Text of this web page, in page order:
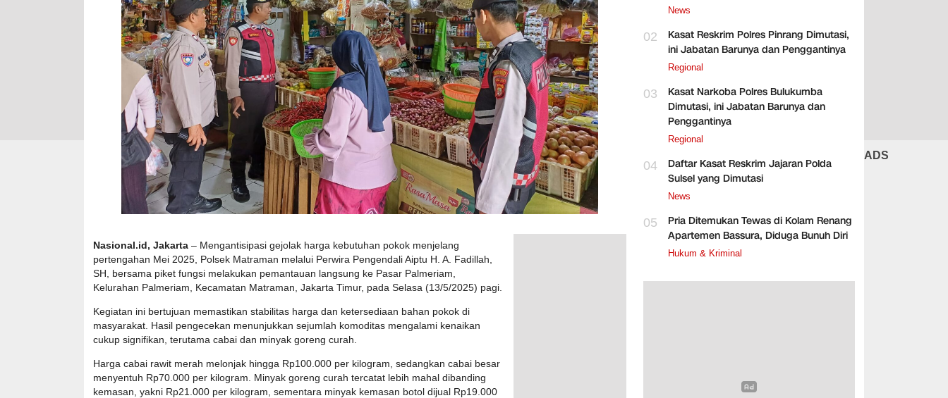
Nasional.id, Jakarta – Mengantisipasi gejolak harga kebutuhan pokok menjelang
pertengahan Mei 2025, Polsek Matraman melalui Perwira Pengendali Aiptu H. A. Fadillah,
SH, bersama piket fungsi melakukan pemantauan langsung ke Pasar Palmeriam,
Kelurahan Palmeriam, Kecamatan Matraman, Jakarta Timur, pada Selasa (13/5/2025) pagi.
Kegiatan ini bertujuan memastikan stabilitas harga dan ketersediaan bahan pokok di
masyarakat. Hasil pengecekan menunjukkan sejumlah komoditas mengalami kenaikan
cukup signifikan, terutama cabai dan minyak goreng curah.
Harga cabai rawit merah melonjak hingga Rp100.000 per kilogram, sedangkan cabai besar
menyentuh Rp70.000 per kilogram. Minyak goreng curah tercatat lebih mahal dibanding
kemasan, yakni Rp21.000 per kilogram, sementara minyak kemasan botol dijual Rp19.000
News
02
Kasat Reskrim Polres Pinrang Dimutasi,
ini Jabatan Barunya dan Penggantinya
Regional
03
Kasat Narkoba Polres Bulukumba
Dimutasi, ini Jabatan Barunya dan
Penggantinya
Regional
04
Daftar Kasat Reskrim Jajaran Polda
Sulsel yang Dimutasi
News
05
Pria Ditemukan Tewas di Kolam Renang
Apartemen Bassura, Diduga Bunuh Diri
Hukum & Kriminal
ADS